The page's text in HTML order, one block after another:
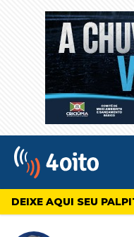
4oito
DEIXE AQUI SEU